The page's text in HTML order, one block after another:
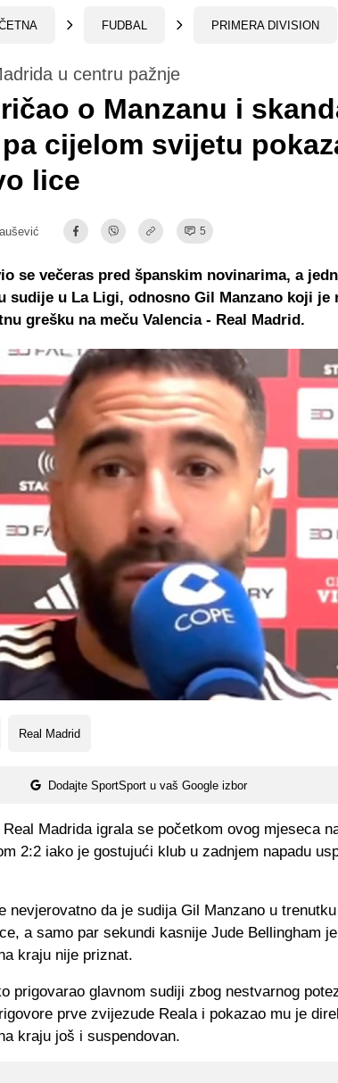
FUDBAL PRIMERA DIVISION
u centru pažnje
o Manzanu i
cijelom svijetu
lice
5
Real Madrid
Dodajte SportSport u vaš Google izbor
se večeras pred španskim novinarima, a
sudije u La Ligi, odnosno Gil Manzano koji je
grešku na meču Valencia - Real Madrid.
Madrida igrala se početkom ovog mjeseca
2:2 iako je gostujući klub u zadnjem napadu
nevjerovatno da je sudija Gil Manzano u
a samo par sekundi kasnije Jude Bellingham
kraju nije priznat.
prigovarao glavnom sudiji zbog nestvarnog
prve zvijezude Reala i pokazao mu je
kraju još i suspendovan.